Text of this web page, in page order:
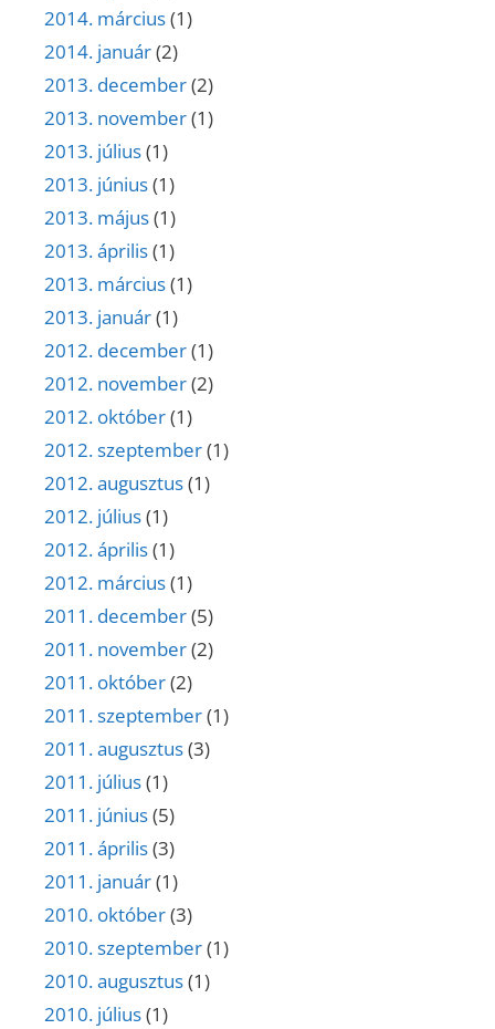
2014. március(1)
2014. január(2)
2013. december(2)
2013. november(1)
2013. július(1)
2013. június(1)
2013. május(1)
2013. április(1)
2013. március(1)
2013. január(1)
2012. december(1)
2012. november(2)
2012. október(1)
2012. szeptember(1)
2012. augusztus(1)
2012. július(1)
2012. április(1)
2012. március(1)
2011. december(5)
2011. november(2)
2011. október(2)
2011. szeptember(1)
2011. augusztus(3)
2011. július(1)
2011. június(5)
2011. április(3)
2011. január(1)
2010. október(3)
2010. szeptember(1)
2010. augusztus(1)
2010. július(1)